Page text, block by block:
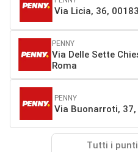
Via Licia, 36,
PENNY
Via Delle Sette
Roma
PENNY
Via Buonarroti, 37,
Tutti i